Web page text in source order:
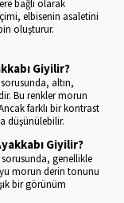
bağlı olarak
elbisenin asaletini
oluşturur.
Giyilir?
altın,
Bu renkler morun
farklı bir kontrast
düşünülebilir.
Giyilir?
genellikle
morun derin tonunu
bir görünüm